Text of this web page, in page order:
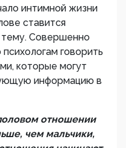
интимной жизни
ставится
тему. Совершенно
говорить
которые могут
информацию в
отношении
чем мальчики,